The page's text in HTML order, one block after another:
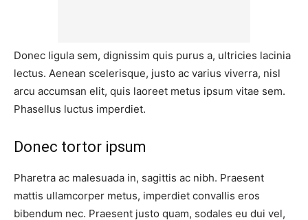
Donec ligula sem, dignissim quis purus a, ultricies lacinia
lectus. Aenean scelerisque, justo ac varius viverra, nisl
arcu accumsan elit, quis laoreet metus ipsum vitae sem.
Phasellus luctus imperdiet.
Donec tortor ipsum
Pharetra ac malesuada in, sagittis ac nibh. Praesent
mattis ullamcorper metus, imperdiet convallis eros
bibendum nec. Praesent justo quam, sodales eu dui vel,